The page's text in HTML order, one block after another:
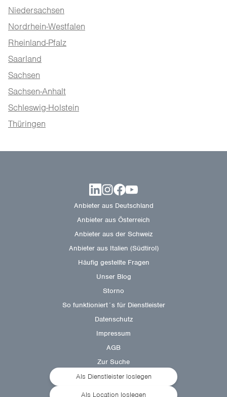
Niedersachsen
Nordrhein-Westfalen
Rheinland-Pfalz
Saarland
Sachsen
Sachsen-Anhalt
Schleswig-Holstein
Thüringen
Anbieter aus Deutschland
Anbieter aus Österreich
Anbieter aus der Schweiz
Anbieter aus Italien (Südtirol)
Häufig gestellte Fragen
Unser Blog
Storno
So funktioniert´s für Dienstleister
Datenschutz
Impressum
AGB
Zur Suche
Als Dienstleister loslegen
Als Location loslegen